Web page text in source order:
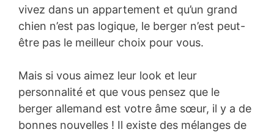
vivez dans un appartement et qu’un grand
chien n’est pas logique, le berger n’est peut-
être pas le meilleur choix pour vous.
Mais si vous aimez leur look et leur
personnalité et que vous pensez que le
berger allemand est votre âme sœur, il y a de
bonnes nouvelles ! Il existe des mélanges de